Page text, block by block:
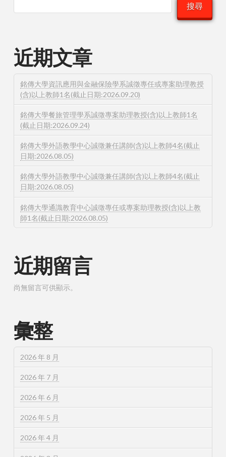
搜尋
近期文章
銘傳大學資訊應用與金融保險學系誠徵專任或專案助理教授
(含)以上教師1名(截止日期:2026.09.20)
銘傳大學餐旅管理學系誠徵專案助理教授(含)以上教師1名
(截止日期:2026.09.24)
銘傳大學外語教學中心誠徵兼任講師(含)以上教師4名(截止
日期:2026.08.05)
銘傳大學外語教學中心誠徵兼任講師(含)以上教師4名(截止
日期:2026.08.05)
銘傳大學通識教育中心誠徵專任或專案助理教授(含)以上教
師1名(截止日期:2026.08.05)
近期留言
尚無留言可供顯示。
彙整
2026 年 8 月
2026 年 7 月
2026 年 6 月
2026 年 5 月
2026 年 4 月